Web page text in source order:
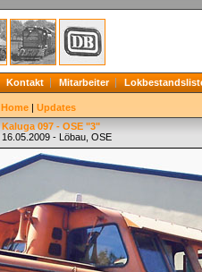
Kontakt Mitarbeiter
Home | Updates
Kaluga 097 - OSE "3"
16.05.2009 - Löbau, OSE